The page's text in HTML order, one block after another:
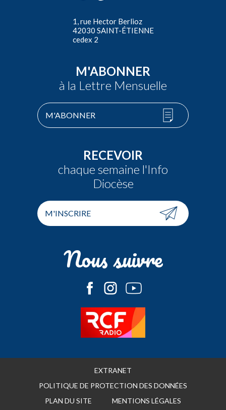
1, rue Hector Berlioz
42030 SAINT-ÉTIENNE
cedex 2
M'ABONNER
à la Lettre Mensuelle
M'ABONNER
RECEVOIR
chaque semaine l'Info
Diocèse
M'INSCRIRE
Nous suivre
EXTRANET
POLITIQUE DE PROTECTION DES DONNÉES
PLAN DU SITE
MENTIONS LÉGALES